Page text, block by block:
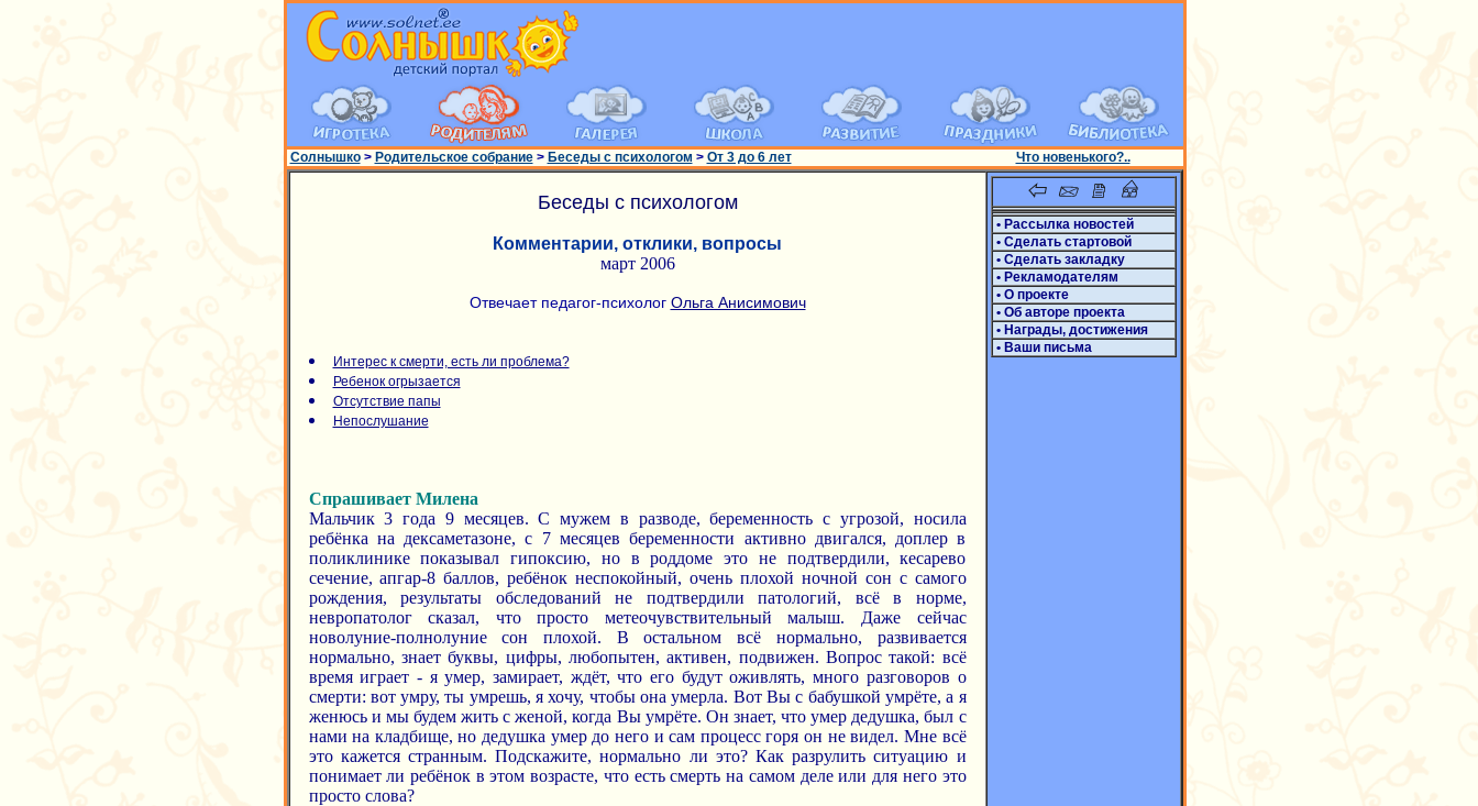
Солнышко> Родительское собрание> Беседы с психологом > От 3 до 6 лет Что новенького?..
Беседы с психологом
Комментарии, отклики, вопросы
март 2006
Отвечает педагог-психолог Ольга Анисимович
Интерес к смерти, есть ли проблема?
Ребенок огрызается
Отсутствие папы
Непослушание
Спрашивает Милена
Мальчик 3 года 9 месяцев. С мужем в разводе, беременность с угрозой, носила
ребёнка на дексаметазоне, с 7 месяцев беременности активно двигался, доплер в
поликлинике показывал гипоксию, но в роддоме это не подтвердили, кесарево
сечение, апгар-8 баллов, ребёнок неспокойный, очень плохой ночной сон с самого
рождения, результаты обследований не подтвердили патологий, всё в норме,
невропатолог сказал, что просто метеочувствительный малыш. Даже сейчас
новолуние-полнолуние сон плохой. В остальном всё нормально, развивается
нормально, знает буквы, цифры, любопытен, активен, подвижен. Вопрос такой: всё
время играет - я умер, замирает, ждёт, что его будут оживлять, много разговоров о
смерти: вот умру, ты умрешь, я хочу, чтобы она умерла. Вот Вы с бабушкой умрёте, а я
женюсь и мы будем жить с женой, когда Вы умрёте. Он знает, что умер дедушка, был с
нами на кладбище, но дедушка умер до него и сам процесс горя он не видел. Мне всё
это кажется странным. Подскажите, нормально ли это? Как разрулить ситуацию и
понимает ли ребёнок в этом возрасте, что есть смерть на самом деле или для него это
просто слова?
• Рассылка новостей
• Сделать стартовой
• Сделать закладку
• Рекламодателям
• О проекте
• Об авторе проекта
• Награды, достижения
• Ваши письма